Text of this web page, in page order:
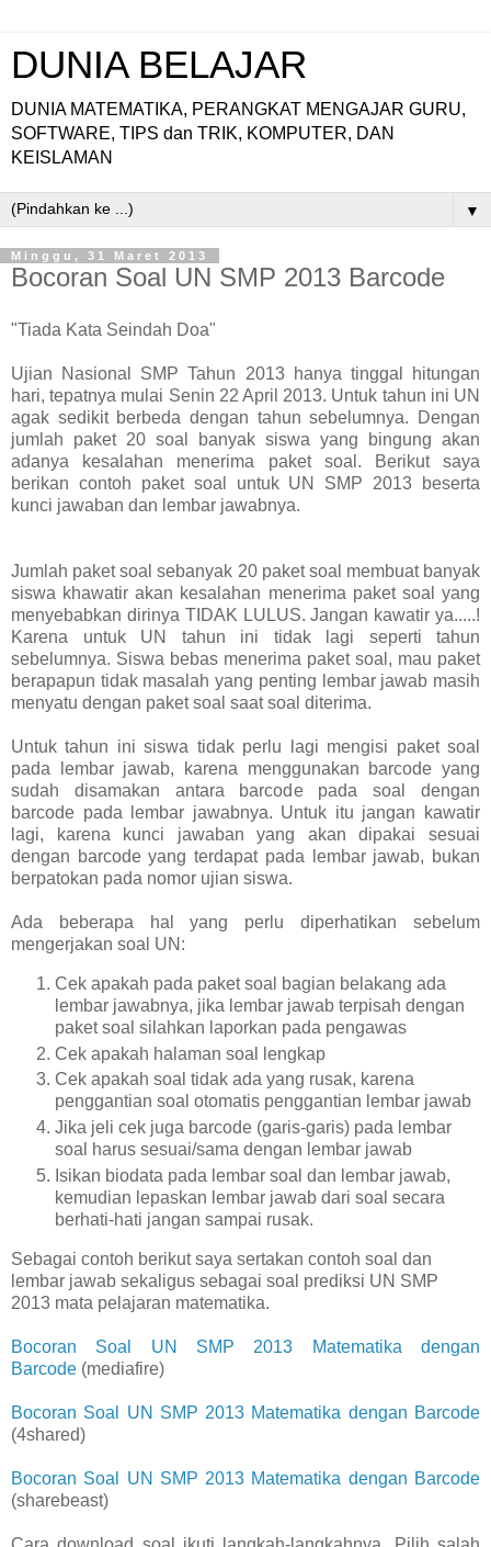
DUNIA BELAJAR
DUNIA MATEMATIKA, PERANGKAT MENGAJAR GURU,
SOFTWARE, TIPS dan TRIK, KOMPUTER, DAN
KEISLAMAN
▼
Minggu, 31 Maret 2013
Bocoran Soal UN SMP 2013 Barcode
"Tiada Kata Seindah Doa"
Ujian Nasional SMP Tahun 2013 hanya tinggal hitungan
hari, tepatnya mulai Senin 22 April 2013. Untuk tahun ini UN
agak sedikit berbeda dengan tahun sebelumnya. Dengan
jumlah paket 20 soal banyak siswa yang bingung akan
adanya kesalahan menerima paket soal. Berikut saya
berikan contoh paket soal untuk UN SMP 2013 beserta
kunci jawaban dan lembar jawabnya.
Jumlah paket soal sebanyak 20 paket soal membuat banyak
siswa khawatir akan kesalahan menerima paket soal yang
menyebabkan dirinya TIDAK LULUS. Jangan kawatir ya.....!
Karena untuk UN tahun ini tidak lagi seperti tahun
sebelumnya. Siswa bebas menerima paket soal, mau paket
berapapun tidak masalah yang penting lembar jawab masih
menyatu dengan paket soal saat soal diterima.
Untuk tahun ini siswa tidak perlu lagi mengisi paket soal
pada lembar jawab, karena menggunakan barcode yang
sudah disamakan antara barcode pada soal dengan
barcode pada lembar jawabnya. Untuk itu jangan kawatir
lagi, karena kunci jawaban yang akan dipakai sesuai
dengan barcode yang terdapat pada lembar jawab, bukan
berpatokan pada nomor ujian siswa.
Ada beberapa hal yang perlu diperhatikan sebelum
mengerjakan soal UN:
Cek apakah pada paket soal bagian belakang ada
lembar jawabnya, jika lembar jawab terpisah dengan
paket soal silahkan laporkan pada pengawas
Cek apakah halaman soal lengkap
Cek apakah soal tidak ada yang rusak, karena
penggantian soal otomatis penggantian lembar jawab
Jika jeli cek juga barcode (garis-garis) pada lembar
soal harus sesuai/sama dengan lembar jawab
Isikan biodata pada lembar soal dan lembar jawab,
kemudian lepaskan lembar jawab dari soal secara
berhati-hati jangan sampai rusak.
Sebagai contoh berikut saya sertakan contoh soal dan
lembar jawab sekaligus sebagai soal prediksi UN SMP
2013 mata pelajaran matematika.
Bocoran Soal UN SMP 2013 Matematika dengan
Barcode (mediafire)
Bocoran Soal UN SMP 2013 Matematika dengan Barcode
(4shared)
Bocoran Soal UN SMP 2013 Matematika dengan Barcode
(sharebeast)